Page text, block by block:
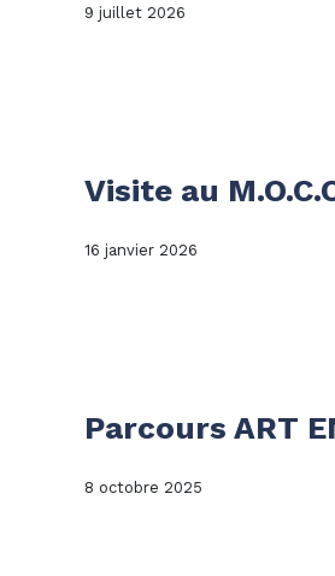
9 juillet 2026
Visite au
16 janvier 2026
Parcours ART
8 octobre 2025